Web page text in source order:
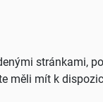
stránkami,
měli mít k